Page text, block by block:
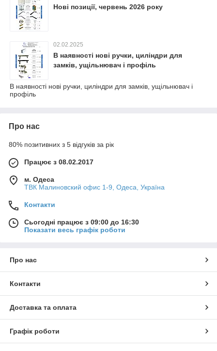
Нові позиції, червень 2026 року
02.02.2025
В наявності нові ручки, циліндри для
замків, ущільнювач і профіль
В наявності нові ручки, циліндри для замків, ущільнювач і
профіль
Про нас
80% позитивних з 5 відгуків за рік
Працює з 08.02.2017
м. Одеса
ТВК Малиновский офис 1-9, Одеса, Україна
Контакти
Сьогодні працює з 09:00 до 16:30
Показати весь графік роботи
Про нас
Контакти
Доставка та оплата
Графік роботи